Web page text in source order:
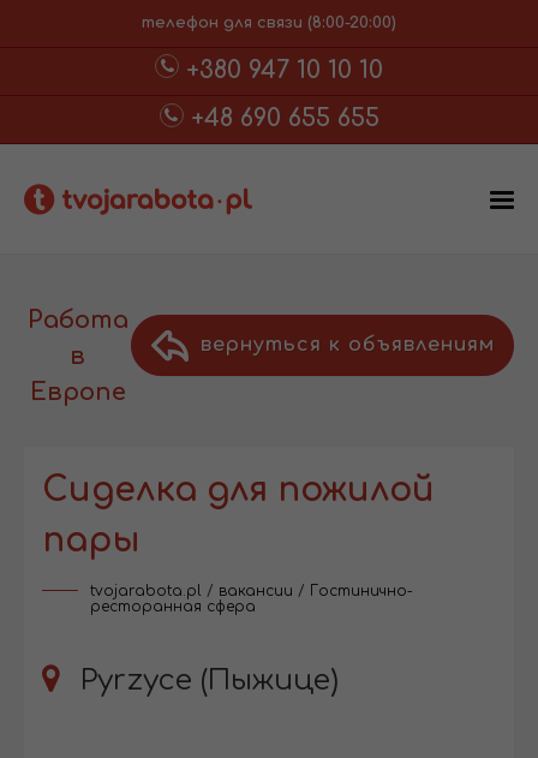
телефон для связи (8:00-20:00)
+380 947 10 10 10
+48 690 655 655
вернуться к объявлениям
Работа
в
Европе
Сиделка для пожилой
пары
tvojarabota.pl / вакансии /
Гостинично-
ресторанная сфера
Pyrzyce (Пыжице)